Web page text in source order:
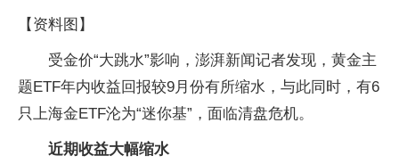
【资料图】
受金价“大跳水”影响，澎湃新闻记者发现，黄金主
题ETF年内收益回报较9月份有所缩水，与此同时，有6
只上海金ETF沦为“迷你基”，面临清盘危机。
近期收益大幅缩水